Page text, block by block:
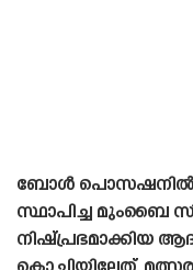
ബോൾ പൊസഷനിൽ
സ്ഥാപിച്ച മുംബൈ
നിഷ്പ്രഭമാക്കിയ